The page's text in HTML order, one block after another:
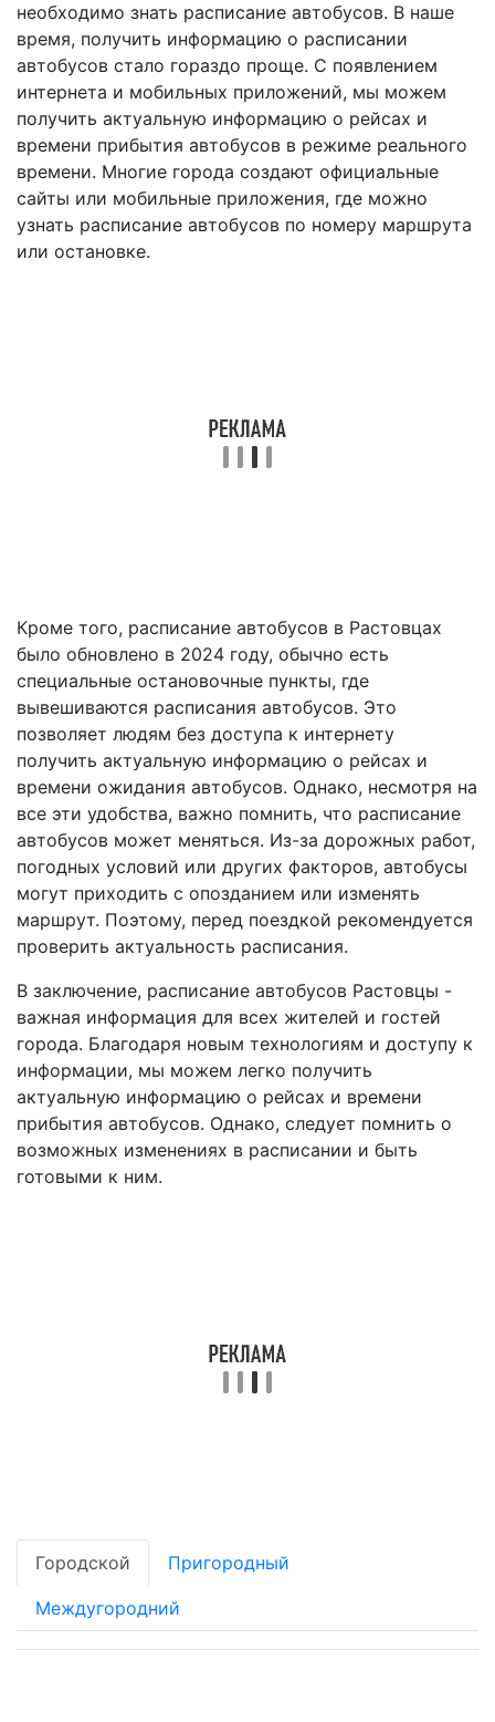
необходимо знать расписание автобусов. В наше
время, получить информацию о расписании
автобусов стало гораздо проще. С появлением
интернета и мобильных приложений, мы можем
получить актуальную информацию о рейсах и
времени прибытия автобусов в режиме реального
времени. Многие города создают официальные
сайты или мобильные приложения, где можно
узнать расписание автобусов по номеру маршрута
или остановке.
Кроме того, расписание автобусов в Растовцах
было обновлено в 2024 году, обычно есть
специальные остановочные пункты, где
вывешиваются расписания автобусов. Это
позволяет людям без доступа к интернету
получить актуальную информацию о рейсах и
времени ожидания автобусов. Однако, несмотря на
все эти удобства, важно помнить, что расписание
автобусов может меняться. Из-за дорожных работ,
погодных условий или других факторов, автобусы
могут приходить с опозданием или изменять
маршрут. Поэтому, перед поездкой рекомендуется
проверить актуальность расписания.
В заключение, расписание автобусов Растовцы -
важная информация для всех жителей и гостей
города. Благодаря новым технологиям и доступу к
информации, мы можем легко получить
актуальную информацию о рейсах и времени
прибытия автобусов. Однако, следует помнить о
возможных изменениях в расписании и быть
готовыми к ним.
Городской Пригородный
Междугородний